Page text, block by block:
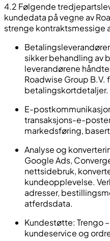
4.2 Følgende
kundedata på vegne av
strenge kontraktsmessige
sikker behandling av
leverandørene
Roadwise Group
betalingskortdetaljer.
E-
transaksjons-e-
markedsføring,
Analyse og
Google Ads,
nettsidebruk,
kundeopplevelse.
adresser,
atferdsdata.
Kundestøtte: Trengo
kundeservice og